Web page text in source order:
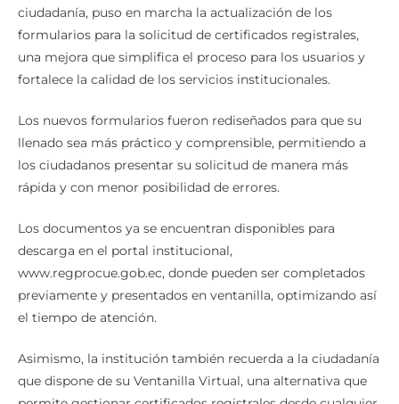
ciudadanía, puso en marcha la actualización de los
formularios para la solicitud de certificados registrales,
una mejora que simplifica el proceso para los usuarios y
fortalece la calidad de los servicios institucionales.
Los nuevos formularios fueron rediseñados para que su
llenado sea más práctico y comprensible, permitiendo a
los ciudadanos presentar su solicitud de manera más
rápida y con menor posibilidad de errores.
Los documentos ya se encuentran disponibles para
descarga en el portal institucional,
www.regprocue.gob.ec, donde pueden ser completados
previamente y presentados en ventanilla, optimizando así
el tiempo de atención.
Asimismo, la institución también recuerda a la ciudadanía
que dispone de su Ventanilla Virtual, una alternativa que